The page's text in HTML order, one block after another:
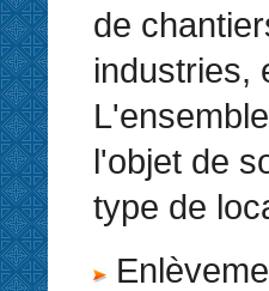
de
industries,
l'objet de
type de